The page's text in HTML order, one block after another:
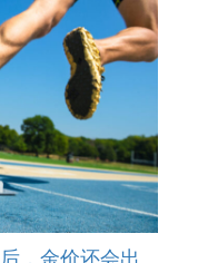
，金价还会出